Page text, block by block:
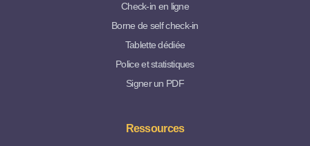
Check-in en ligne
Borne de self check-in
Tablette dédiée
Police et statistiques
Signer un PDF
Ressources